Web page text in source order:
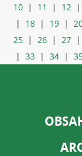
10 | 11 | 12 |
| 18 | 19 |
25 | 26 | 27 |
|33 |34 |